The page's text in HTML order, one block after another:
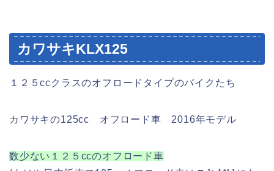
カワサキKLX125
１２５ccクラスのオフロードタイプのバイクたち
カワサキの125cc オフロード車 2016年モデル
数少ない１２５ccのオフロード車